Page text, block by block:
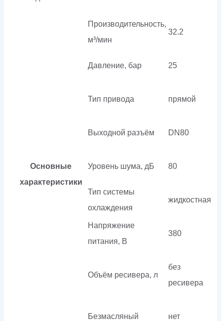
Основные
характеристики
Производительность,
м³/мин
32.2
Давление, бар 25
Тип привода прямой
Выходной разъём DN80
Уровень шума, дБ 80
Тип системы
охлаждения
жидкостная
Напряжение
питания, В
380
Объём ресивера, л
без
ресивера
Безмасляный нет